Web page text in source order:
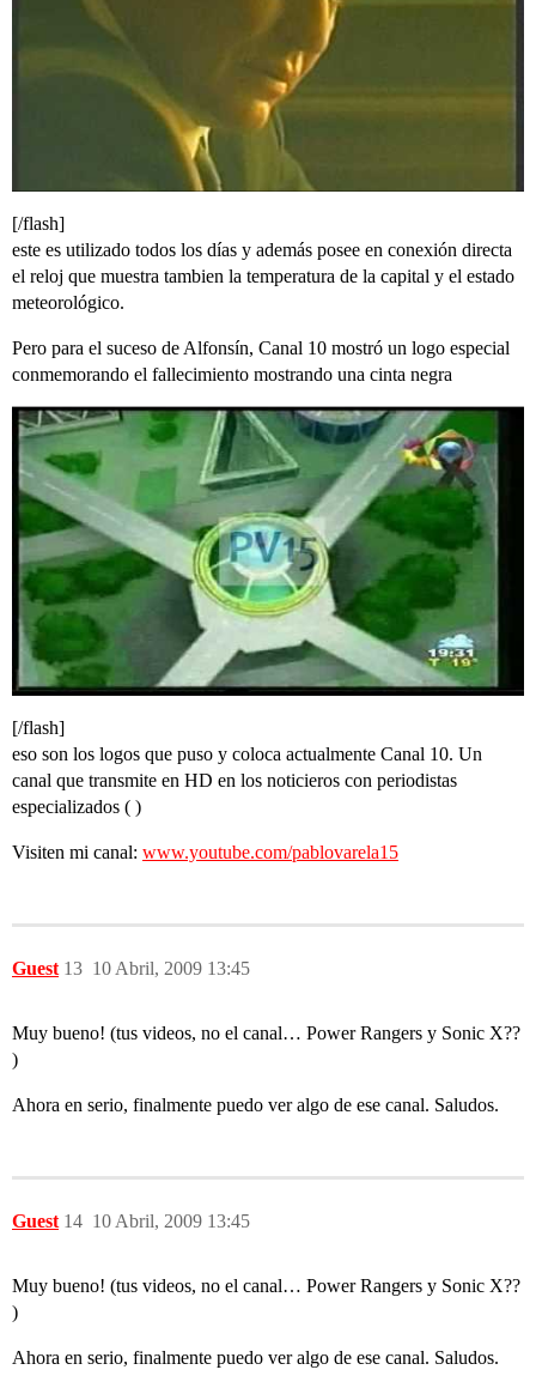
[/flash]
este es utilizado todos los días y además posee en conexión directa
el reloj que muestra tambien la temperatura de la capital y el estado
meteorológico.
Pero para el suceso de Alfonsín, Canal 10 mostró un logo especial
conmemorando el fallecimiento mostrando una cinta negra
[/flash]
eso son los logos que puso y coloca actualmente Canal 10. Un
canal que transmite en HD en los noticieros con periodistas
especializados ( )
Visiten mi canal: www.youtube.com/pablovarela15
Guest 10 Abril, 2009 13:45
13
Muy bueno! (tus videos, no el canal… Power Rangers y Sonic X??
)
Ahora en serio, finalmente puedo ver algo de ese canal. Saludos.
Guest 10 Abril, 2009 13:45
14
Muy bueno! (tus videos, no el canal… Power Rangers y Sonic X??
)
Ahora en serio, finalmente puedo ver algo de ese canal. Saludos.